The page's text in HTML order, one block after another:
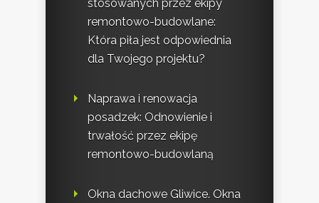
stosowanych przez ekipy
remontowo-budowlane:
Która piła jest odpowiednia
dla Twojego projektu?
Naprawa i renowacja
posadzek: Odnowienie i
trwałość przez ekipę
remontowo-budowlaną
Okna dachowe Gliwice. Okna